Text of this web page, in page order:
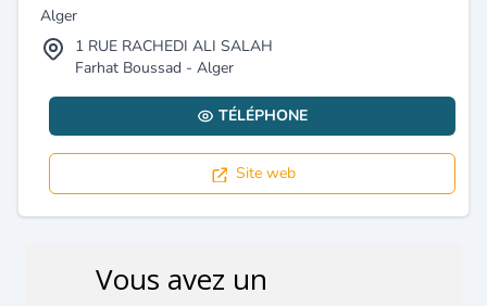
Alger
1 RUE RACHEDI ALI SALAH
Farhat Boussad - Alger
TÉLÉPHONE
Site web